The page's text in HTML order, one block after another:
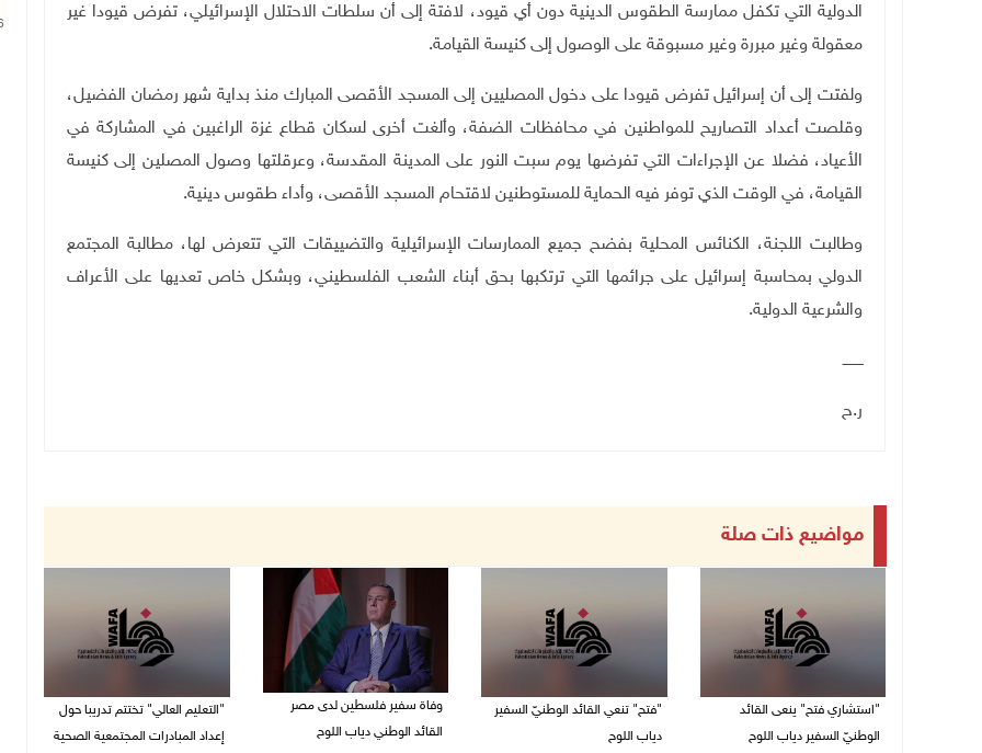
الدولية التي تكفل ممارسة الطقوس الدينية دون أي قيود، لافتة إلى أن سلطات الاحتلال الإسرائيلي، تفرض قيودا غير
معقولة وغير مبررة وغير مسبوقة على الوصول إلى كنيسة القيامة.
ولفتت إلى أن إسرائيل تفرض قيودا على دخول المصليين إلى المسجد الأقصى المبارك منذ بداية شهر رمضان الفضيل،
وقلصت أعداد التصاريح للمواطنين في محافظات الضفة، وألغت أخرى لسكان قطاع غزة الراغبين في المشاركة في
الأعياد، فضلا عن الإجراءات التي تفرضها يوم سبت النور على المدينة المقدسة، وعرقلتها وصول المصلين إلى كنيسة
القيامة، في الوقت الذي توفر فيه الحماية للمستوطنين لاقتحام المسجد الأقصى، وأداء طقوس دينية.
وطالبت اللجنة، الكنائس المحلية بفضح جميع الممارسات الإسرائيلية والتضييقات التي تتعرض لها، مطالبة المجتمع
الدولي بمحاسبة إسرائيل على جرائمها التي ترتكبها بحق أبناء الشعب الفلسطيني، وبشكل خاص تعديها على الأعراف
والشرعية الدولية.
ـــــــــ
ر.ح
مواضيع ذات صلة
"استشاري فتح" ينعى القائد
الوطنيّ السفير دياب اللوح
"فتح" تنعي القائد الوطنيّ السفير
دياب اللوح
وفاة سفير فلسطين لدى مصر
القائد الوطني دياب اللوح
"التعليم العالي" تختتم تدريبا حول
إعداد المبادرات المجتمعية الصحية